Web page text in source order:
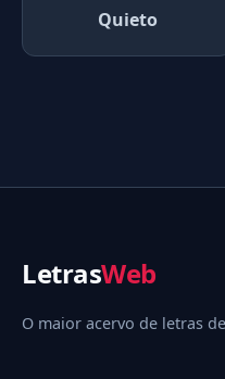
Quieto
LetrasWeb
O maior acervo de letras